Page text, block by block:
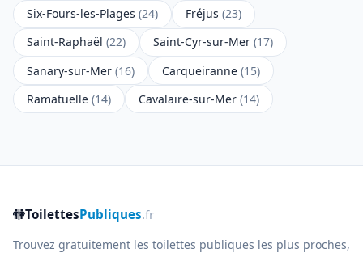
Six-Fours-les-Plages (24) Fréjus (23)
Saint-Raphaël (22) Saint-Cyr-sur-Mer (17)
Sanary-sur-Mer (16) Carqueiranne (15)
Ramatuelle (14) Cavalaire-sur-Mer (14)
🚻ToilettesPubliques.fr
Trouvez gratuitement les toilettes publiques les plus proches,